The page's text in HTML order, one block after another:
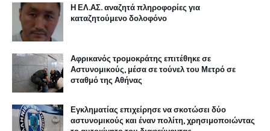
Η ΕΛ.ΑΣ. αναζητά πληροφορίες για
καταζητούμενο δολοφόνο
Αφρικανός τρομοκράτης επιτέθηκε σε
Αστυνομικούς, μέσα σε τούνελ του Μετρό σε
σταθμό της Αθήνας
Εγκληματίας επιχείρησε να σκοτώσει δύο
αστυνομικούς και έναν πολίτη, χρησιμοποιώντας